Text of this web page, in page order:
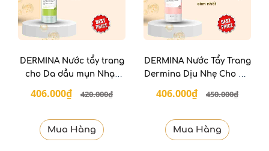
DERMINA Nước tẩy trang
cho Da dầu mụn Nhạy
406.000₫ 420.000₫
Mua Hàng
DERMINA Nước Tẩy Trang
Dermina Dịu Nhẹ Cho Da
406.000₫ 450.000₫
Mua Hàng